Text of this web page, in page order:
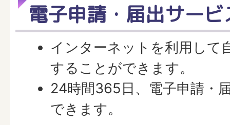
電子申請・届出サー
インターネットを利用して
することができます。
24時間365日、電子申請・
できます。